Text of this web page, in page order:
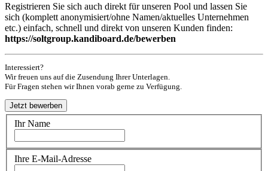
Registrieren Sie sich auch direkt für unseren Pool und lassen Sie
sich (komplett anonymisiert/ohne Namen/aktuelles Unternehmen
etc.) einfach, schnell und direkt von unseren Kunden finden:
https://soltgroup.kandiboard.de/bewerben
Interessiert?
Wir freuen uns auf die Zusendung Ihrer Unterlagen.
Für Fragen stehen wir Ihnen vorab gerne zu Verfügung.
Ihr Name
Ihre E-Mail-Adresse